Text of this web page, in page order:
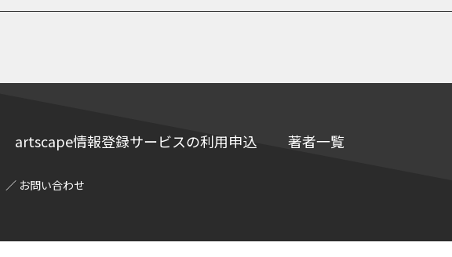
artscape情報登録サービスの利用申込 著者一覧
お問い合わせ